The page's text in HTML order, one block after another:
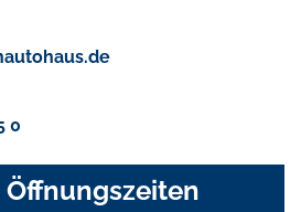
0
Öffnungszeiten